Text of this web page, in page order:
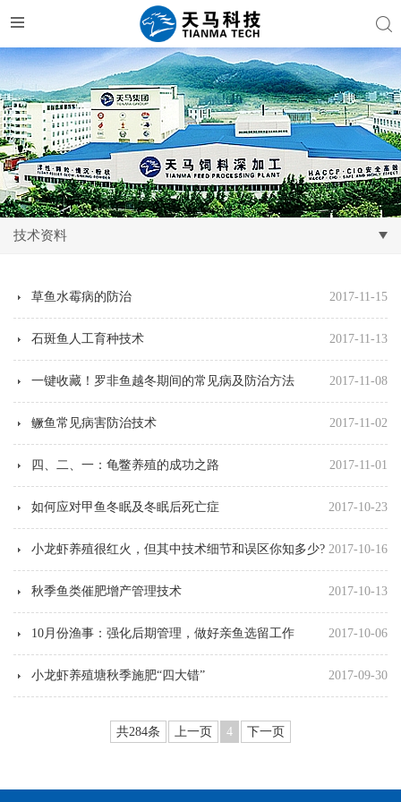
技术资料
2017-11-15
草鱼水霉病的防治
2017-11-13
石斑鱼人工育种技术
2017-11-08
一键收藏！罗非鱼越冬期间的常见病及防治方法
2017-11-02
鳜鱼常见病害防治技术
2017-11-01
四、二、一：龟鳖养殖的成功之路
2017-10-23
如何应对甲鱼冬眠及冬眠后死亡症
2017-10-16
小龙虾养殖很红火，但其中技术细节和误区你知多少?
2017-10-13
秋季鱼类催肥增产管理技术
2017-10-06
10月份渔事：强化后期管理，做好亲鱼选留工作
2017-09-30
小龙虾养殖塘秋季施肥“四大错”
共284条 上一页 4 下一页